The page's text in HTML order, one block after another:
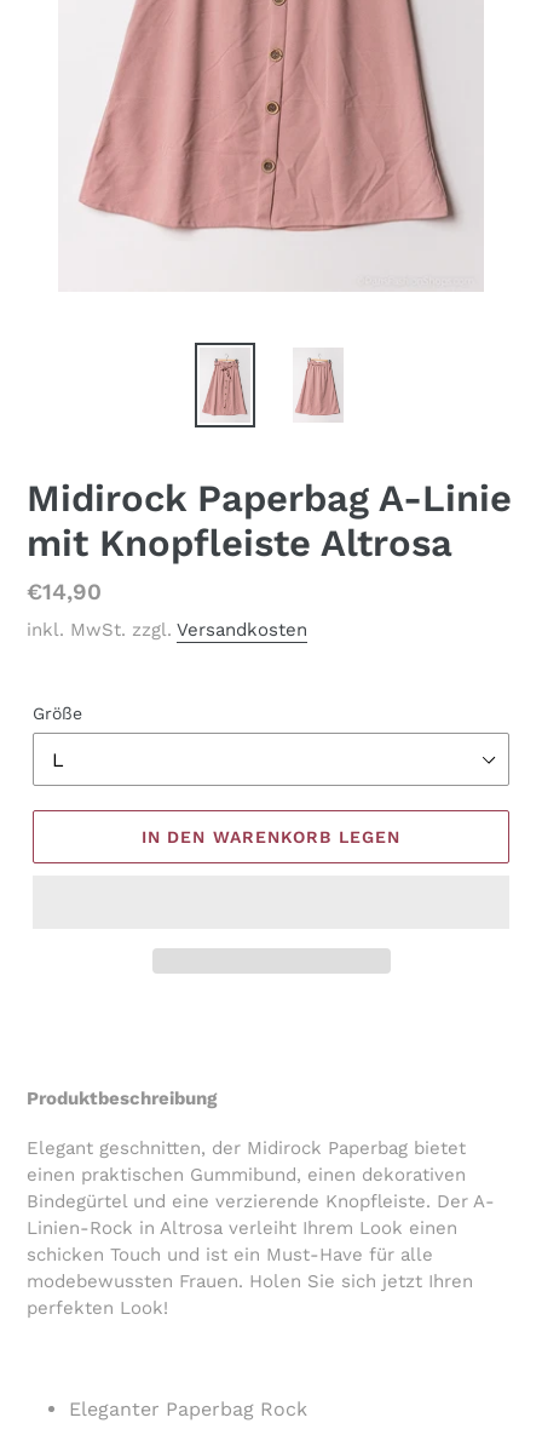
Midirock Paperbag A-Linie
mit Knopfleiste Altrosa
Normaler
Preis
€14,90
inkl. MwSt. zzgl. Versandkosten
Größe
IN DEN WARENKORB LEGEN
Warenkorb
Produktbeschreibung
Elegant geschnitten, der Midirock Paperbag bietet
einen praktischen Gummibund, einen dekorativen
Bindegürtel und eine verzierende Knopfleiste. Der A-
Linien-Rock in Altrosa verleiht Ihrem Look einen
schicken Touch und ist ein Must-Have für alle
modebewussten Frauen. Holen Sie sich jetzt Ihren
perfekten Look!
Eleganter Paperbag Rock